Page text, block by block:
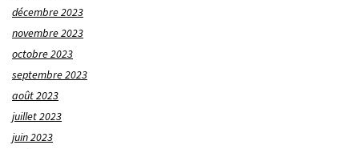
décembre 2023
novembre 2023
octobre 2023
septembre 2023
août 2023
juillet 2023
juin 2023